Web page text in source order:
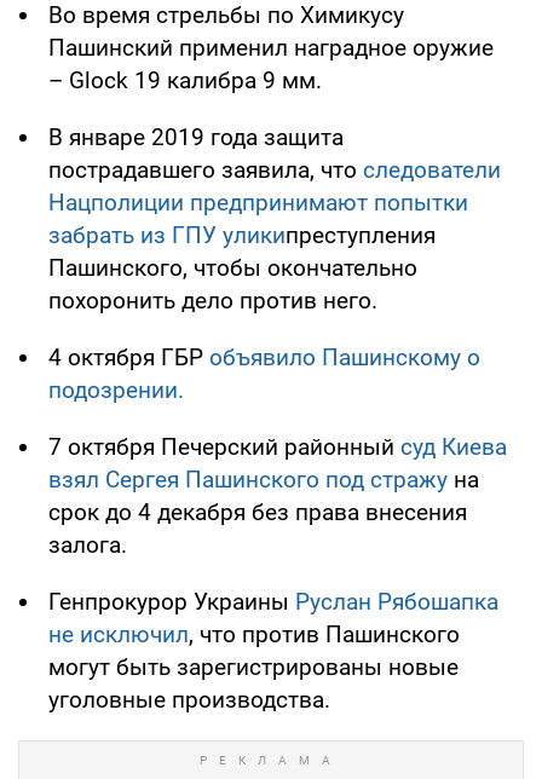
Во время стрельбы по Химикусу
Пашинский применил наградное оружие
– Glock 19 калибра 9 мм.
В январе 2019 года защита
пострадавшего заявила, что следователи
Нацполиции предпринимают попытки
забрать из ГПУ уликипреступления
Пашинского, чтобы окончательно
похоронить дело против него.
4 октября ГБР объявило Пашинскому о
подозрении.
7 октября Печерский районный суд Киева
взял Сергея Пашинского под стражу на
срок до 4 декабря без права внесения
залога.
Генпрокурор Украины Руслан Рябошапка
не исключил, что против Пашинского
могут быть зарегистрированы новые
уголовные производства.